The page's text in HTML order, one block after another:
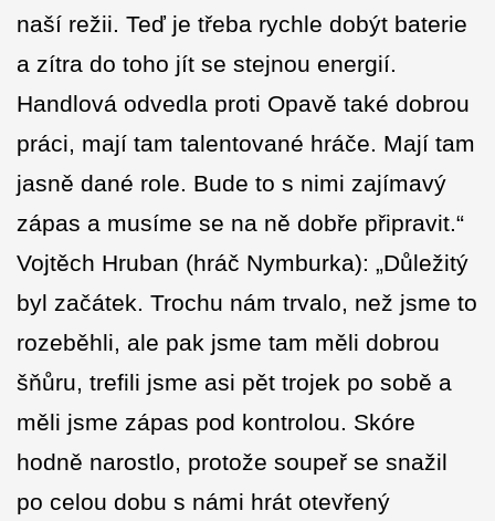
naší režii. Teď je třeba rychle dobýt baterie
a zítra do toho jít se stejnou energií.
Handlová odvedla proti Opavě také dobrou
práci, mají tam talentované hráče. Mají tam
jasně dané role. Bude to s nimi zajímavý
zápas a musíme se na ně dobře připravit.“
Vojtěch Hruban (hráč Nymburka): „Důležitý
byl začátek. Trochu nám trvalo, než jsme to
rozeběhli, ale pak jsme tam měli dobrou
šňůru, trefili jsme asi pět trojek po sobě a
měli jsme zápas pod kontrolou. Skóre
hodně narostlo, protože soupeř se snažil
po celou dobu s námi hrát otevřený